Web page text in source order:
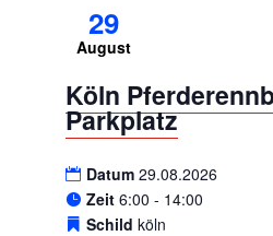
29
August
Köln
Parkplatz
Datum 29.08.2026
Zeit 6:00 - 14:00
Schild köln